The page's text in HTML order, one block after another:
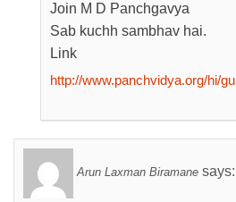
Join M D Panchgavya
Sab kuchh sambhav hai.
Link
http://www.panchvidya.org/hi/
Arun Laxman Biramane says: